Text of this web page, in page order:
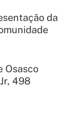
da
Osasco
498